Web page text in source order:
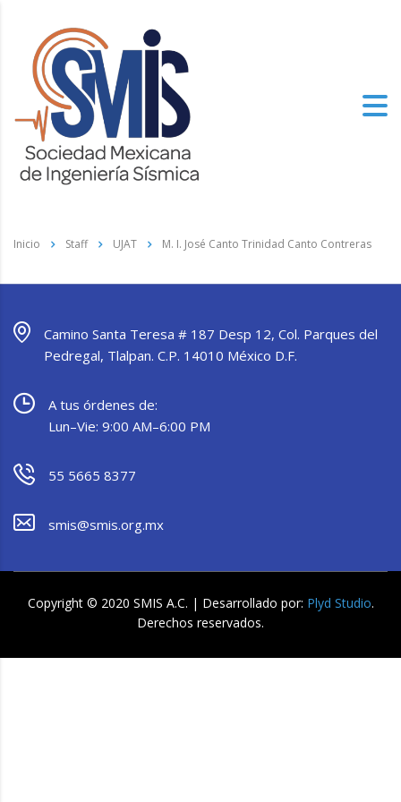
Inicio Staff UJAT M. I. José Canto Trinidad Canto Contreras
Camino Santa Teresa # 187 Desp 12, Col. Parques del
Pedregal, Tlalpan. C.P. 14010 México D.F.
A tus órdenes de:
Lun–Vie: 9:00 AM–6:00 PM
55 5665 8377
smis@smis.org.mx
Copyright © 2020 SMIS A.C. | Desarrollado por: Plyd Studio.
Derechos reservados.